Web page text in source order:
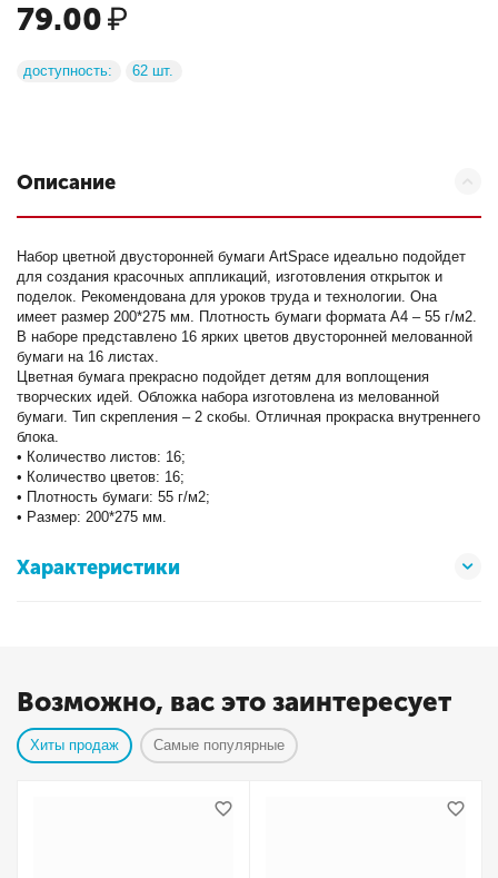
79.00₽
доступность: 62 шт.
Описание
Набор цветной двусторонней бумаги ArtSpace идеально подойдет
для создания красочных аппликаций, изготовления открыток и
поделок. Рекомендована для уроков труда и технологии. Она
имеет размер 200*275 мм. Плотность бумаги формата А4 – 55 г/м2.
В наборе представлено 16 ярких цветов двусторонней мелованной
бумаги на 16 листах.
Цветная бумага прекрасно подойдет детям для воплощения
творческих идей. Обложка набора изготовлена из мелованной
бумаги. Тип скрепления – 2 скобы. Отличная прокраска внутреннего
блока.
• Количество листов: 16;
• Количество цветов: 16;
• Плотность бумаги: 55 г/м2;
• Размер: 200*275 мм.
Характеристики
Возможно, вас это заинтересует
Хиты продаж Самые популярные